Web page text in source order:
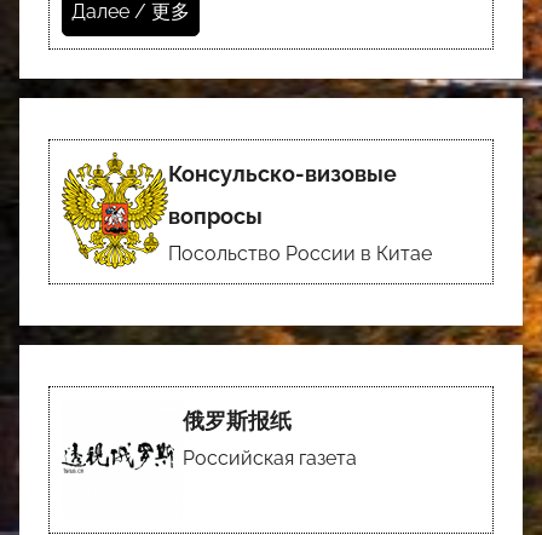
Далее / 更多
Консульско-визовые
вопросы
Посольство России в Китае
俄罗斯报纸
Российская газета